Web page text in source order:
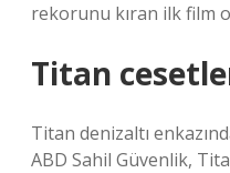
rekorunu kıran ilk film
Titan
Titan denizaltı
ABD Sahil Güvenlik,